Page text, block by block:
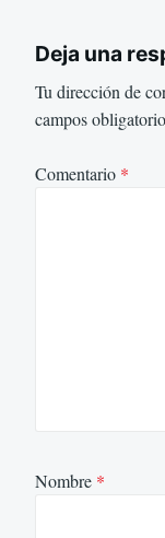
Deja una
Tu dirección de
campos
Comentario *
Nombre *